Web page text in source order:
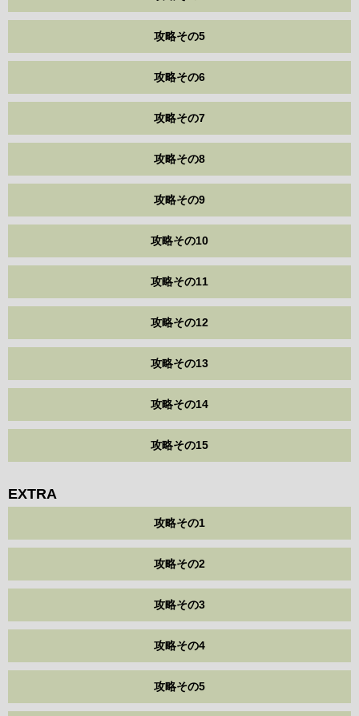
攻略その5
攻略その6
攻略その7
攻略その8
攻略その9
攻略その10
攻略その11
攻略その12
攻略その13
攻略その14
攻略その15
EXTRA
攻略その1
攻略その2
攻略その3
攻略その4
攻略その5